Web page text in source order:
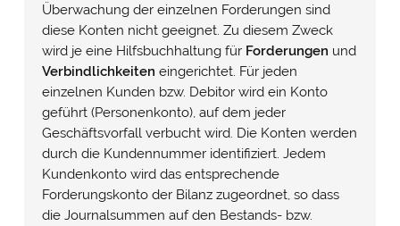
Überwachung der einzelnen Forderungen sind
diese Konten nicht geeignet. Zu diesem Zweck
wird je eine Hilfsbuchhaltung für Forderungen und
Verbindlichkeiten eingerichtet. Für jeden
einzelnen Kunden bzw. Debitor wird ein Konto
geführt (Personenkonto), auf dem jeder
Geschäftsvorfall verbucht wird. Die Konten werden
durch die Kundennummer identifiziert. Jedem
Kundenkonto wird das entsprechende
Forderungskonto der Bilanz zugeordnet, so dass
die Journalsummen auf den Bestands- bzw.